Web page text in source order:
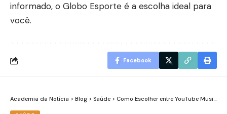
informado, o Globo Esporte é a escolha ideal para
você.
Facebook
Academia da Notícia > Blog > Saúde > Como Escolher entre YouTube Music e Spotify: A Melhor Plataforma para Sua Música